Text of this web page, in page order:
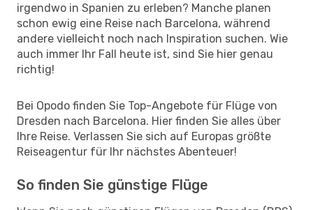
irgendwo in Spanien zu erleben? Manche planen
schon ewig eine Reise nach Barcelona, während
andere vielleicht noch nach Inspiration suchen. Wie
auch immer Ihr Fall heute ist, sind Sie hier genau
richtig!
Bei Opodo finden Sie Top-Angebote für Flüge von
Dresden nach Barcelona. Hier finden Sie alles über
Ihre Reise. Verlassen Sie sich auf Europas größte
Reiseagentur für Ihr nächstes Abenteuer!
So finden Sie günstige Flüge